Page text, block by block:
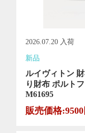
2026.07.20 入荷
新品
ルイヴィトン
り財布 ポルト
M61695
販売価格:9500